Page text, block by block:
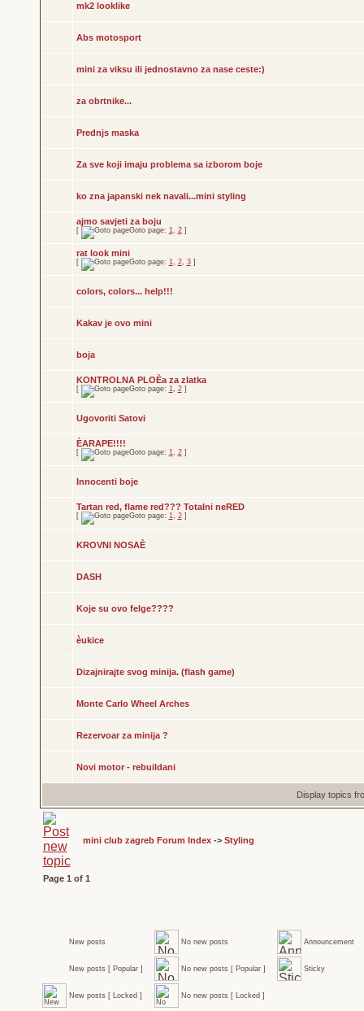
mk2 looklike
Abs motosport
mini za viksu ili jednostavno za nase ceste:)
za obrtnike...
Prednjs maska
Za sve koji imaju problema sa izborom boje
ko zna japanski nek navali...mini styling
ajmo savjeti za boju
[ Goto page: 1, 2]
rat look mini
[ Goto page: 1, 2, 3]
colors, colors... help!!!
Kakav je ovo mini
boja
KONTROLNA PLOÈa za zlatka
[ Goto page: 1, 2]
Ugovoriti Satovi
ÈARAPE!!!!
[ Goto page: 1, 2]
Innocenti boje
Tartan red, flame red??? Totalni neRED
[ Goto page: 1, 2]
KROVNI NOSAÈ
DASH
Koje su ovo felge????
èukice
Dizajnirajte svog minija. (flash game)
Monte Carlo Wheel Arches
Rezervoar za minija ?
Novi motor - rebuildani
Display topics
mini club zagreb Forum Index-> Styling
Page 1 of 1
New posts No new posts Announcement
New posts [ Popular ] No new posts [ Popular ] Sticky
New posts [ Locked ] No new posts [ Locked ]